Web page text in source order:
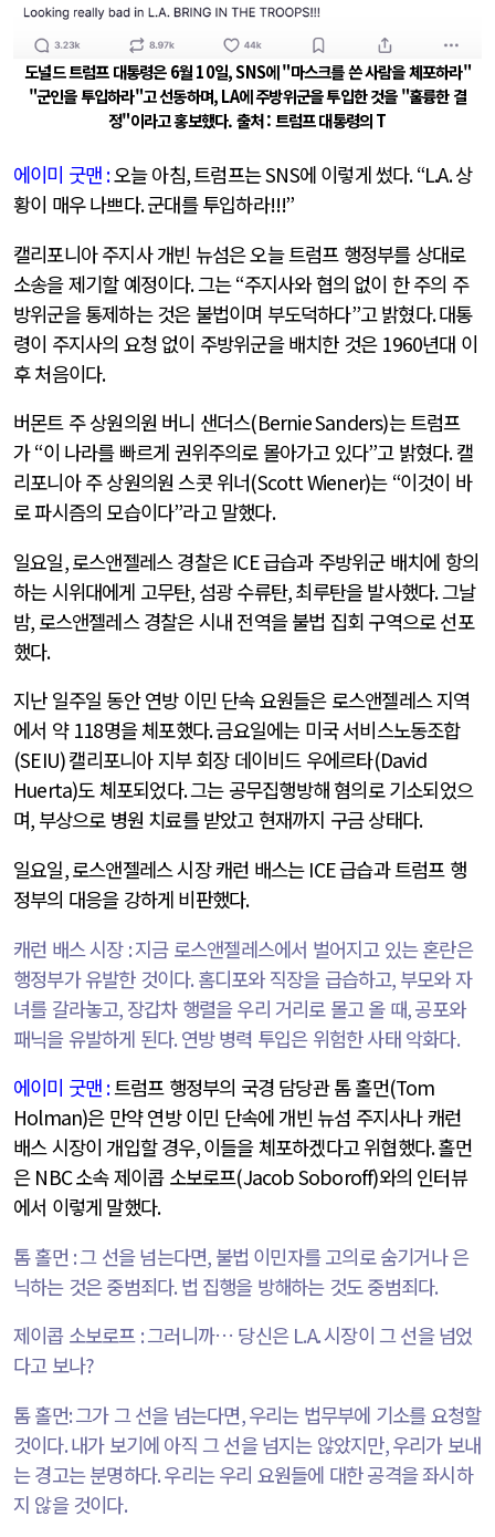
도널드 트럼프 대통령은 6월 10일, SNS에 "마스크를 쓴 사람을 체포하라"
"군인을 투입하라"고 선동하며, LA에 주방위군을 투입한 것을 "훌륭한 결
정"이라고 홍보했다. 출처 : 트럼프 대통령의 T
에이미 굿맨 :오늘 아침,트럼프는SNS에 이렇게 썼다. “L.A.상
황이 매우 나쁘다.군대를 투입하라!!!”
캘리포니아 주지사 개빈 뉴섬은 오늘 트럼프 행정부를 상대로
소송을 제기할 예정이다.그는“주지사와 협의 없이 한 주의 주
방위군을 통제하는 것은 불법이며 부도덕하다”고 밝혔다.대통
령이 주지사의 요청 없이 주방위군을 배치한 것은 1960년대 이
후 처음이다.
버몬트 주 상원의원 버니 샌더스(Bernie Sanders)는 트럼프
가“이 나라를 빠르게 권위주의로 몰아가고 있다”고 밝혔다.캘
리포니아 주 상원의원 스콧 위너(Scott Wiener)는 “이것이 바
로 파시즘의 모습이다”라고 말했다.
일요일,로스앤젤레스 경찰은 ICE급습과 주방위군 배치에 항의
하는 시위대에게 고무탄, 섬광 수류탄,최루탄을 발사했다.그날
밤, 로스앤젤레스 경찰은 시내 전역을 불법 집회 구역으로 선포
했다.
지난 일주일 동안 연방 이민 단속 요원들은 로스앤젤레스 지역
에서 약 118명을 체포했다.금요일에는 미국 서비스노동조합
(SEIU)캘리포니아 지부 회장 데이비드 우에르타(David
Huerta)도 체포되었다.그는 공무집행방해 혐의로 기소되었으
며, 부상으로 병원 치료를 받았고 현재까지 구금 상태다.
일요일,로스앤젤레스 시장 캐런 배스는 ICE급습과 트럼프 행
정부의 대응을 강하게 비판했다.
캐런 배스 시장 :지금 로스앤젤레스에서 벌어지고 있는 혼란은
행정부가 유발한 것이다. 홈디포와 직장을 급습하고, 부모와 자
녀를 갈라놓고, 장갑차 행렬을 우리 거리로 몰고 올 때,공포와
패닉을 유발하게 된다. 연방 병력 투입은 위험한 사태 악화다.
에이미 굿맨 :트럼프 행정부의 국경 담당관 톰 홀먼(Tom
Holman)은 만약 연방 이민 단속에 개빈 뉴섬 주지사나 캐런
배스 시장이 개입할 경우,이들을 체포하겠다고 위협했다.홀먼
은 NBC소속 제이콥 소보로프(Jacob Soboroff)와의 인터뷰
에서 이렇게 말했다.
톰 홀먼 :그 선을 넘는다면, 불법 이민자를 고의로 숨기거나 은
닉하는 것은 중범죄다. 법 집행을 방해하는 것도 중범죄다.
제이콥 소보로프 :그러니까… 당신은 L.A.시장이 그 선을 넘었
다고 보나?
톰 홀먼:그가 그 선을 넘는다면,우리는 법무부에 기소를 요청할
것이다.내가 보기에 아직 그 선을 넘지는 않았지만,우리가 보내
는 경고는 분명하다.우리는 우리 요원들에 대한 공격을 좌시하
지 않을 것이다.